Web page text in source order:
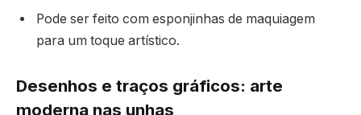
Pode ser feito com esponjinhas de maquiagem
para um toque artístico.
Desenhos e traços gráficos: arte
moderna nas unhas